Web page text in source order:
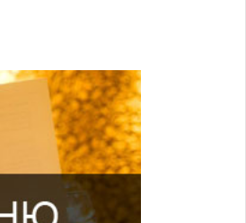
3 вида супов, 5
гарниров, а также
каждый день новое
и кондитерских